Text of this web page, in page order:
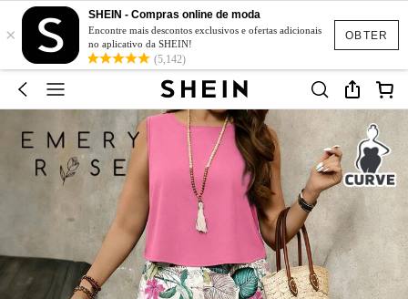
OBTER
×
SHEIN - Compras online de moda
Encontre mais descontos exclusivos e ofertas adicionais
no aplicativo da SHEIN!
(5,142)